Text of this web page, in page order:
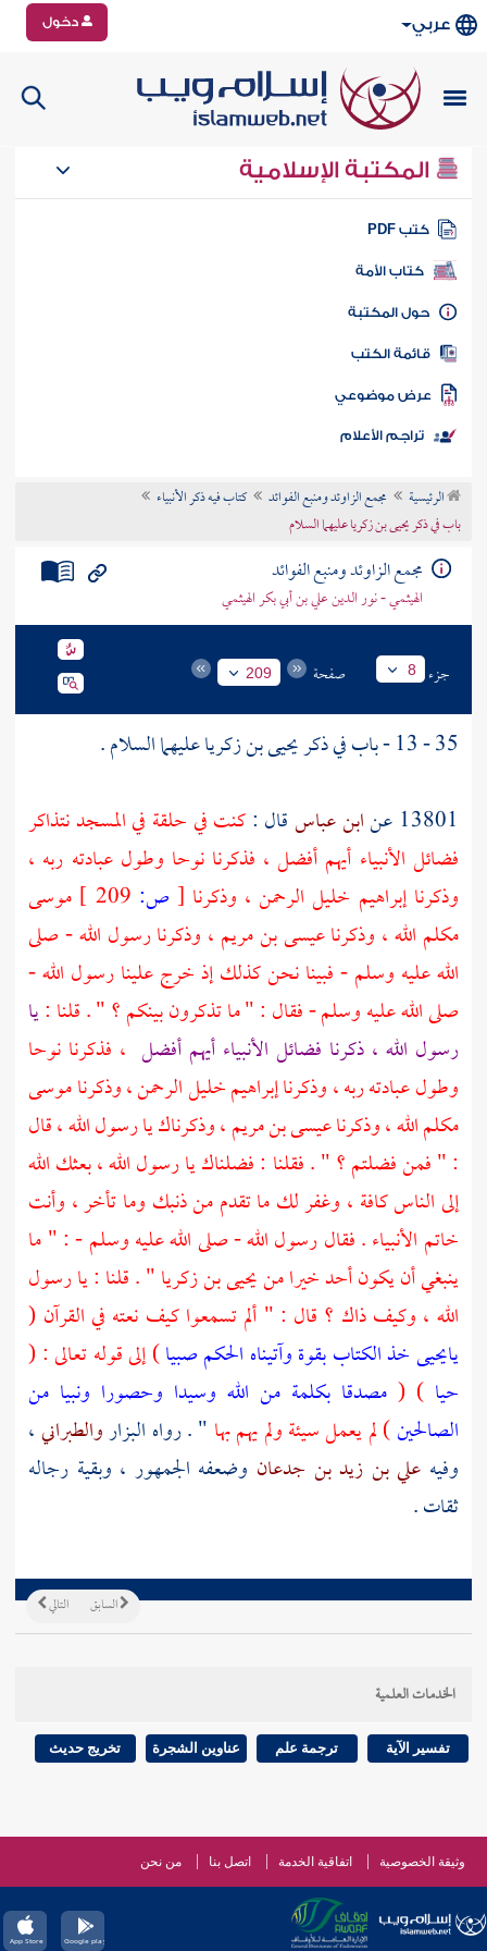
عربي دخول
المكتبة الإسلامية
كتب PDF
كتاب الأمة
المكتبة
الكتب
موضوعي
تراجم الأعلام
الرئيسية مجمع الزاوئد ومنبع الفوائد
كتاب فيه ذكر الأنبياء
باب في ذكر يحيى بن زكريا عليهما السلام
مجمع الزاوئد ومنبع الفوائد
الهيثمي - نور الدين علي بن أبي بكر الهيثمي
جزء 8 صفحة 209
35 - 13 - باب في ذكر يحيى بن زكرياعليهما السلام .
13801 عن
ابن عباسقال :كنت في حلقة في المسجد نتذاكر
فضائل الأنبياء أيهم أفضل ، فذكرنانوحا وطول عبادته ربه ،
وذكرناإبراهيم خليل الرحمن ، وذكرنا [ ص:
موسى
مكلم الله ، وذكرناعيسى بن مريم ، وذكرنا رسول الله - صلى
الله عليه وسلم - فبينا نحن كذلك إذ خرج علينا رسول الله -
صلى الله عليه وسلم - فقال : " ما تذكرون بينكم ؟ " . قلنا :يا
رسول الله ، ذكرنا فضائل الأنبياء أيهم أفضل ، فذكرنا نوحا
وطول عبادته ربه ، وذكرناإبراهيمخليل الرحمن ، وذكرناموسى
مكلم الله ، وذكرناعيسى بن مريم، وذكرناك يا رسول الله ، قال
: " فمن فضلتم ؟ " . فقلنا : فضلناك يا رسول الله ، بعثك الله
إلى الناس كافة ، وغفر لك ما تقدم من ذنبك وما تأخر ، وأنت
خاتم الأنبياء . فقال رسول الله - صلى الله عليه وسلم - : " ما
ينبغي أن يكون أحد خيرا منيحيى بن زكريا" . قلنا : يا رسول
الله ، وكيف ذاك ؟ قال : " ألم تسمعوا كيف نعته في القرآن (
يايحيى خذ الكتاب بقوة وآتيناه الحكم صبيا) إلى قوله تعالى : (
حيا) (مصدقا بكلمة من الله وسيدا وحصورا ونبيا من
الصالحين) لم يعمل سيئة ولم يهم بها " . رواه البزاروالطبراني،
وفيه علي بن زيد بن جدعان وضعفه الجمهور ، وبقية رجاله
ثقات .
التالي السابق
الخدمات العلمية
تفسير الآية ترجمة علم عناوين الشجرة تخريج حديث
وثيقة الخصوصية اتفاقية الخدمة اتصل بنا من نحن